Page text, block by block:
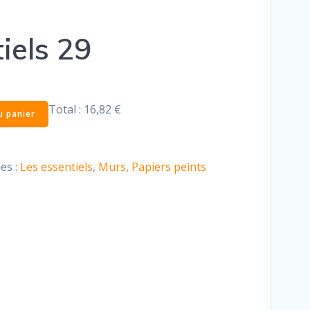
29
panier Total : 16,82 €
: Les essentiels, Murs, Papiers peints